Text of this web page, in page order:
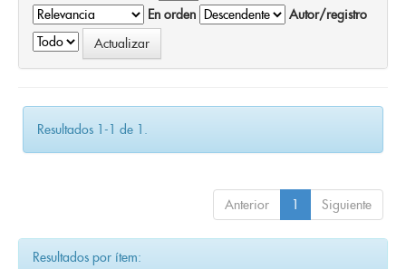
En orden
Autor/registro
Resultados 1-1 de 1.
Anterior 1 Siguiente
Resultados por ítem: